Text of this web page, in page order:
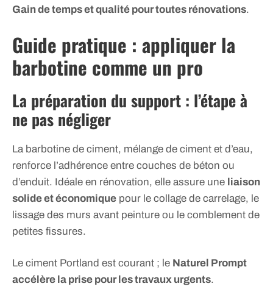
Gain de temps et qualité pour toutes rénovations.
Guide pratique : appliquer la
barbotine comme un pro
La préparation du support : l’étape à
ne pas négliger
La barbotine de ciment, mélange de ciment et d’eau,
renforce l’adhérence entre couches de béton ou
d’enduit. Idéale en rénovation, elle assure une liaison
solide et économique pour le collage de carrelage, le
lissage des murs avant peinture ou le comblement de
petites fissures.
Le ciment Portland est courant ; le Naturel Prompt
accélère la prise pour les travaux urgents.